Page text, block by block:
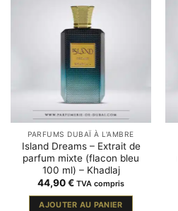
PARFUMS DUBAÏ À L'AMBRE
Island Dreams – Extrait de
parfum mixte (flacon bleu
100 ml) – Khadlaj
44,90€ TVA compris
AJOUTER AU PANIER